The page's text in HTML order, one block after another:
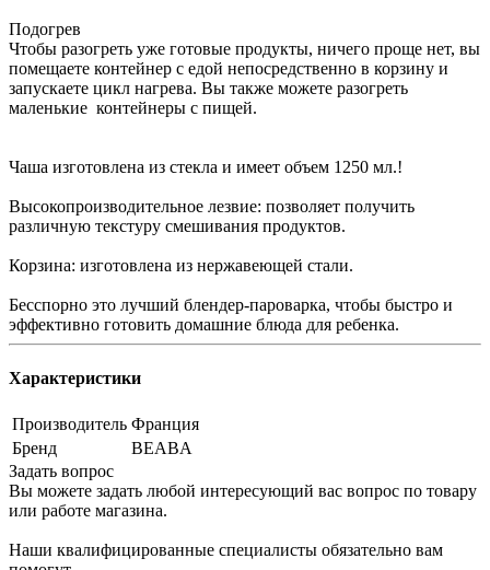
Подогрев
Чтобы разогреть уже готовые продукты, ничего проще нет, вы
помещаете контейнер с едой непосредственно в корзину и
запускаете цикл нагрева. Вы также можете разогреть
маленькие контейнеры с пищей.
Чаша изготовлена из стекла и имеет объем 1250 мл.!
Высокопроизводительное лезвие: позволяет получить
различную текстуру смешивания продуктов.
Корзина: изготовлена из нержавеющей стали.
Бесспорно это лучший блендер-пароварка, чтобы быстро и
эффективно готовить домашние блюда для ребенка.
Характеристики
Производитель Франция
Бренд
BEABA
Задать вопрос
Вы можете задать любой интересующий вас вопрос по товару
или работе магазина.
Наши квалифицированные специалисты обязательно вам